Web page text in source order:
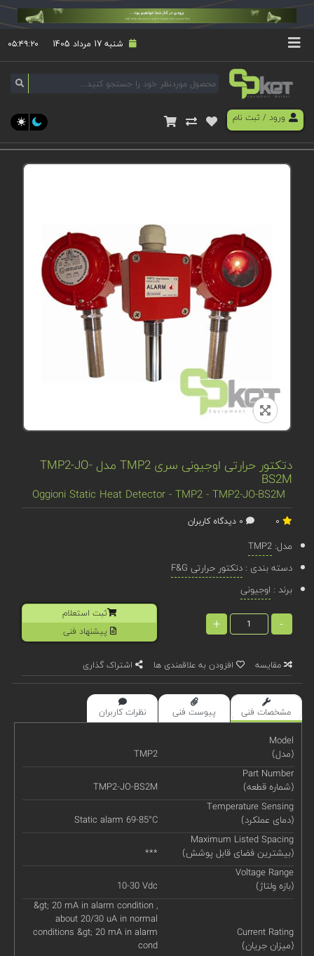
شنبه 17 مرداد 1405 ۰۵:۴۹:۲۰
ورود/ ثبت نام
دتکتور حرارتی اوجیونی سری TMP2 مدل TMP2-JO-
BS2M
Oggioni Static Heat Detector - TMP2 - TMP2-JO-BS2M
مدل:TMP2
دسته بندی :دتکتور حرارتی F&G
برند : اوجیونی
-
+
ثبت استعلام
پیشنهاد فنی
مقایسه افزودن به علاقمندی ها اشتراک گذاری
مشخصات فنی پیوست فنی نظرات کاربران
Model
(مدل)
TMP2
Part Number
(شماره قطعه)
TMP2-JO-BS2M
Temperature Sensing
(دمای عملکرد)
Static alarm 69-85°C
Maximum Listed Spacing
(بیشترین فضای قابل پوشش)
***
Voltage Range
(بازه ولتاژ)
10-30 Vdc
Current Rating
(میزان جریان)
&gt; 20 mA in alarm condition ,
about 20/30 uA in normal
conditions &gt; 20 mA in alarm
cond